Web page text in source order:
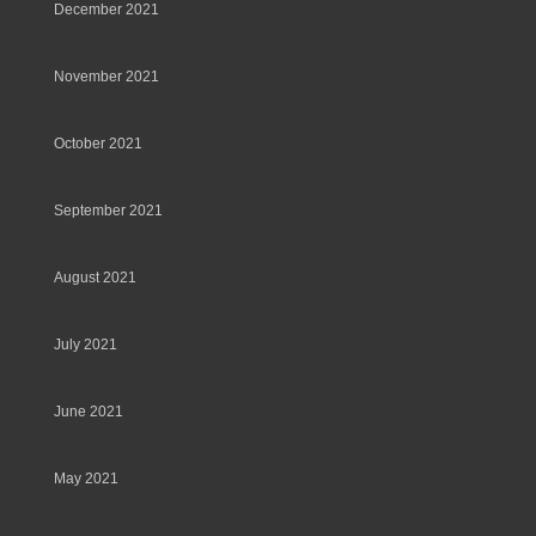
December 2021
November 2021
October 2021
September 2021
August 2021
July 2021
June 2021
May 2021